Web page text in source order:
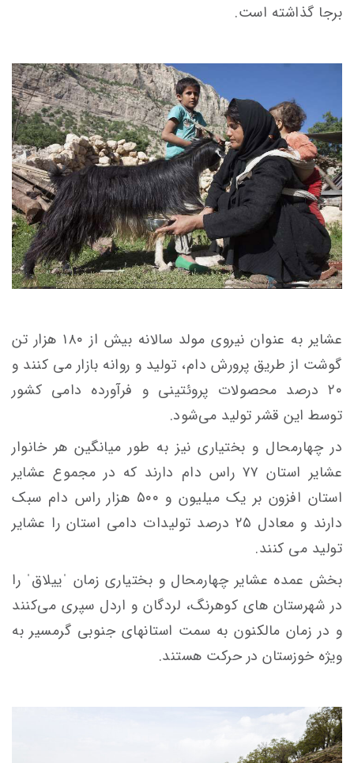
برجا گذاشته است.
عشایر به عنوان نیروی مولد سالانه بیش از ۱۸۰ هزار تن
گوشت از طریق پرورش دام، تولید و روانه بازار می کنند و
۲۰ درصد محصولات پروئتینی و فرآورده دامی کشور
توسط این قشر تولید می‌شود.
در چهارمحال و بختیاری نیز به طور میانگین هر خانوار
عشایر استان ۷۷ راس دام دارند که در مجموع عشایر
استان افزون بر یک میلیون و ۵۰۰ هزار راس دام سبک
دارند و معادل ۲۵ درصد تولیدات دامی استان را عشایر
تولید می کنند.
بخش عمده عشایر چهارمحال و بختیاری زمان ˈییلاقˈ را
در شهرستان های کوهرنگ، لردگان و اردل سپری می‌کنند
و در زمان مالکنون به سمت استانهای جنوبی گرمسیر به
ویژه خوزستان در حرکت هستند.